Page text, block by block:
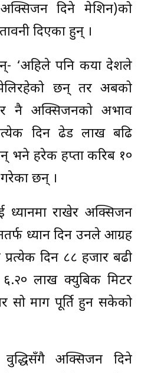
दिने मेशिन)को
दिएका हुन् ।
‘अहिले पनि कयौं देशले
छन् तर अबको
नै अक्सिजनको अभाव
दिन ढेड लाख बढि
भने हरेक हप्ता करिब १०
छन् ।
ध्यानमा राखेर अक्सिजन
ध्यान दिन उनले आग्रह
दिन ८८ हजार बढी
लाख क्युबिक मिटर
सो माग पूर्ति हुन सकेको
अक्सिजन दिने